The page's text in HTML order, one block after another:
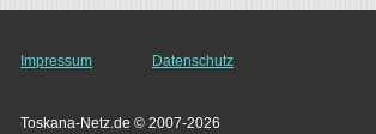
Impressum Datenschutz
Toskana-Netz.de © 2007-2026